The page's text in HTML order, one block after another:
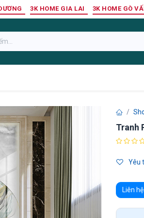
3K HOME GIA LAI 3K HOME GÒ
Tranh
Yêu
Liên